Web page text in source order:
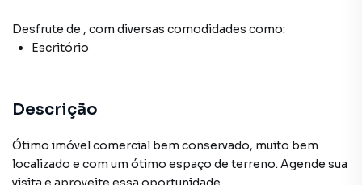
Desfrute de , com diversas comodidades como:
Escritório
Descrição
Ótimo imóvel comercial bem conservado, muito bem
localizado e com um ótimo espaço de terreno. Agende sua